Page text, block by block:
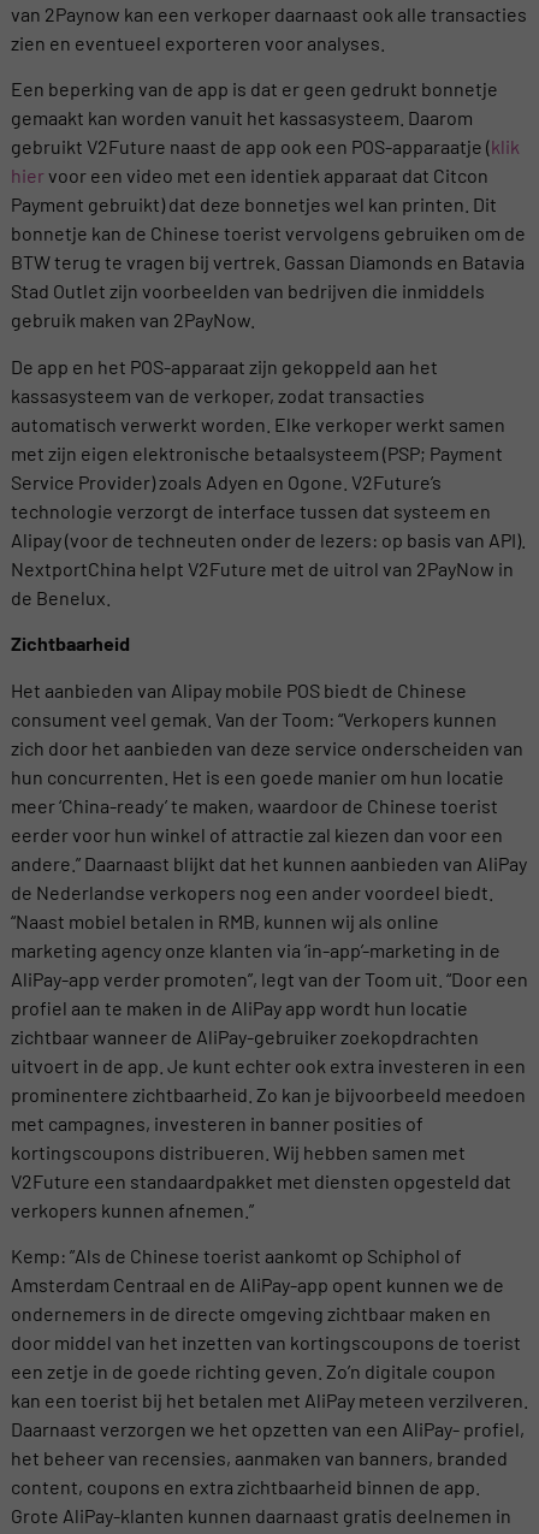
van 2Paynow kan een verkoper daarnaast ook alle transacties
zien en eventueel exporteren voor analyses.
Een beperking van de app is dat er geen gedrukt bonnetje
gemaakt kan worden vanuit het kassasysteem. Daarom
gebruikt V2Future naast de app ook een POS-apparaatje (klik
hiervoor een video met een identiek apparaat dat Citcon
Payment gebruikt) dat deze bonnetjes wel kan printen. Dit
bonnetje kan de Chinese toerist vervolgens gebruiken om de
BTW terug te vragen bij vertrek. Gassan Diamonds en Batavia
Stad Outlet zijn voorbeelden van bedrijven die inmiddels
gebruik maken van 2PayNow.
De app en het POS-apparaat zijn gekoppeld aan het
kassasysteem van de verkoper, zodat transacties
automatisch verwerkt worden. Elke verkoper werkt samen
met zijn eigen elektronische betaalsysteem (PSP; Payment
Service Provider) zoals Adyen en Ogone. V2Future’s
technologie verzorgt de interface tussen dat systeem en
Alipay (voor de techneuten onder de lezers: op basis van API).
NextportChina helpt V2Future met de uitrol van 2PayNow in
de Benelux.
Zichtbaarheid
Het aanbieden van Alipay mobile POS biedt de Chinese
consument veel gemak. Van der Toom: “Verkopers kunnen
zich door het aanbieden van deze service onderscheiden van
hun concurrenten. Het is een goede manier om hun locatie
meer ‘China-ready’ te maken, waardoor de Chinese toerist
eerder voor hun winkel of attractie zal kiezen dan voor een
andere.” Daarnaast blijkt dat het kunnen aanbieden van AliPay
de Nederlandse verkopers nog een ander voordeel biedt.
“Naast mobiel betalen in RMB, kunnen wij als online
marketing agency onze klanten via ‘in-app’-marketing in de
AliPay-app verder promoten”, legt van der Toom uit. “Door een
profiel aan te maken in de AliPay app wordt hun locatie
zichtbaar wanneer de AliPay-gebruiker zoekopdrachten
uitvoert in de app. Je kunt echter ook extra investeren in een
prominentere zichtbaarheid. Zo kan je bijvoorbeeld meedoen
met campagnes, investeren in banner posities of
kortingscoupons distribueren. Wij hebben samen met
V2Future een standaardpakket met diensten opgesteld dat
verkopers kunnen afnemen.”
Kemp: ”Als de Chinese toerist aankomt op Schiphol of
Amsterdam Centraal en de AliPay-app opent kunnen we de
ondernemers in de directe omgeving zichtbaar maken en
door middel van het inzetten van kortingscoupons de toerist
een zetje in de goede richting geven. Zo’n digitale coupon
kan een toerist bij het betalen met AliPay meteen verzilveren.
Daarnaast verzorgen we het opzetten van een AliPay- profiel,
het beheer van recensies, aanmaken van banners, branded
content, coupons en extra zichtbaarheid binnen de app.
Grote AliPay-klanten kunnen daarnaast gratis deelnemen in